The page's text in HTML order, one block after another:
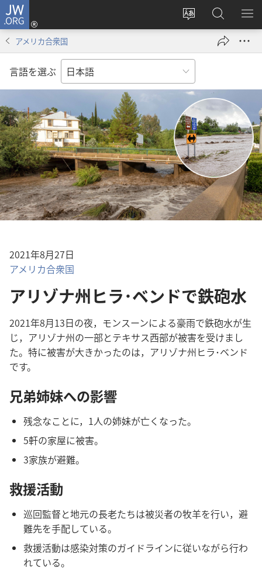
JW.ORG
サ
ト
の
言
語
を
変
え
る
ロ
グ
ン
し
タ
ブ
で
開
く）
JW.ORG
の
検
メ
を
アメリカ合衆国
言語を選ぶ
2021年8月27日
アメリカ合衆国
アリゾナ州ヒラ･ベンドで鉄砲水
2021年8月13日の夜，モンスーンによる豪雨で鉄砲水が生
じ，アリゾナ州の一部とテキサス西部が被害を受けまし
た。特に被害が大きかったのは，アリゾナ州ヒラ･ベンド
です。
兄弟姉妹への影響
残念なことに，1人の姉妹が亡くなった。
5軒の家屋に被害。
3家族が避難。
救援活動
巡回監督と地元の長老たちは被災者の牧羊を行い，避
難先を手配している。
救援活動は感染対策のガイドラインに従いながら行わ
れている。